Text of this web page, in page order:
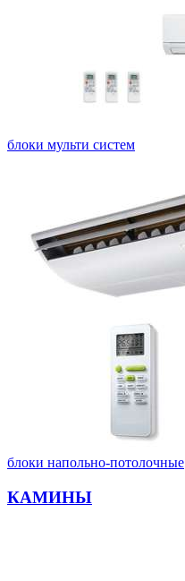
блоки мульти систем
блоки напольно-потолочные
КАМИНЫ